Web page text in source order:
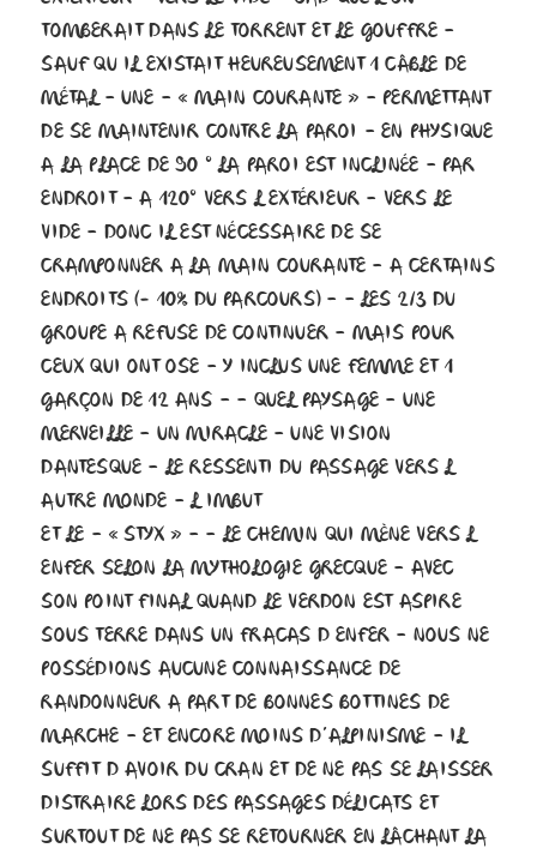
TOMBERAIT DANS LE TORRENT ET LE GOUFFRE –
SAUF QU IL EXISTAIT HEUREUSEMENT 1 CÂBLE DE
MÉTAL – UNE – « MAIN COURANTE » – PERMETTANT
DE SE MAINTENIR CONTRE LA PAROI – EN PHYSIQUE
A LA PLACE DE 90 ° LA PAROI EST INCLINÉE – PAR
ENDROIT – A 120° VERS L EXTÉRIEUR – VERS LE
VIDE – DONC IL EST NÉCESSAIRE DE SE
CRAMPONNER A LA MAIN COURANTE – A CERTAINS
ENDROITS (- 10% DU PARCOURS) – – LES 2/3 DU
GROUPE A REFUSE DE CONTINUER – MAIS POUR
CEUX QUI ONT OSE – Y INCLUS UNE FEMME ET 1
GARÇON DE 12 ANS – – QUEL PAYSAGE – UNE
MERVEILLE – UN MIRACLE – UNE VISION
DANTESQUE – LE RESSENTI DU PASSAGE VERS L
AUTRE MONDE – L IMBUT
ET LE – « STYX » – – LE CHEMIN QUI MÈNE VERS L
ENFER SELON LA MYTHOLOGIE GRECQUE – AVEC
SON POINT FINAL QUAND LE VERDON EST ASPIRE
SOUS TERRE DANS UN FRACAS D ENFER – NOUS NE
POSSÉDIONS AUCUNE CONNAISSANCE DE
RANDONNEUR A PART DE BONNES BOTTINES DE
MARCHE – ET ENCORE MOINS D’ALPINISME – IL
SUFFIT D AVOIR DU CRAN ET DE NE PAS SE LAISSER
DISTRAIRE LORS DES PASSAGES DÉLICATS ET
SURTOUT DE NE PAS SE RETOURNER EN LÂCHANT LA